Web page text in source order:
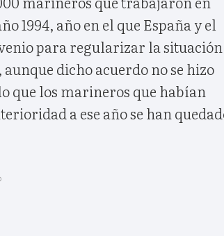
1994, año en el que España y el
para regularizar la situación
dicho acuerdo no se hizo
que los marineros que habían
a ese año se han